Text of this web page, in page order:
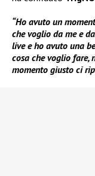
“Ho avuto un
che voglio da me e
live e ho avuto una
cosa che voglio fare,
momento giusto ci